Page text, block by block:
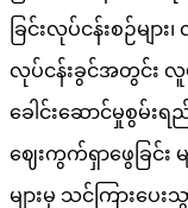
ခြင်းလုပ်ငန်းစဉ်မျာ
လုပ်ငန်းခွင်အတွင်း လူမှန်
ခေါင်းဆောင်မှုစွမ်းရ
ဈေးကွက်ရှာဖွေခြင်း
များမှ သင်ကြားပေး